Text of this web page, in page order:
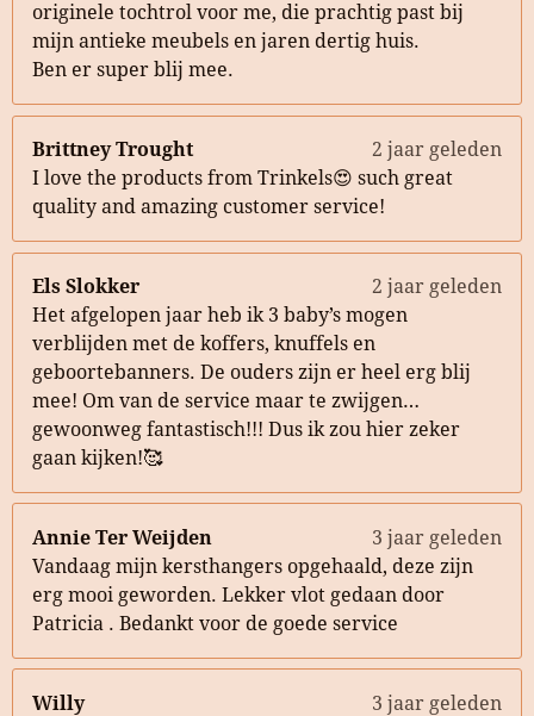
originele tochtrol voor me, die prachtig past bij
mijn antieke meubels en jaren dertig huis.
Ben er super blij mee.
Brittney Trought
2 jaar geleden
I love the products from Trinkels😍 such great
quality and amazing customer service!
Els Slokker
2 jaar geleden
Het afgelopen jaar heb ik 3 baby’s mogen
verblijden met de koffers, knuffels en
geboortebanners. De ouders zijn er heel erg blij
mee! Om van de service maar te zwijgen…
gewoonweg fantastisch!!! Dus ik zou hier zeker
gaan kijken!🥰
Annie Ter Weijden
3 jaar geleden
Vandaag mijn kersthangers opgehaald, deze zijn
erg mooi geworden. Lekker vlot gedaan door
Patricia . Bedankt voor de goede service
Willy
3 jaar geleden